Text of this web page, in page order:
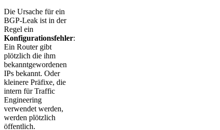
Die Ursache für ein
BGP-Leak ist in der
Regel ein
Konfigurationsfehler:
Ein Router gibt
plötzlich die ihm
bekanntgewordenen
IPs bekannt. Oder
kleinere Präfixe, die
intern für Traffic
Engineering
verwendet werden,
werden plötzlich
öffentlich.